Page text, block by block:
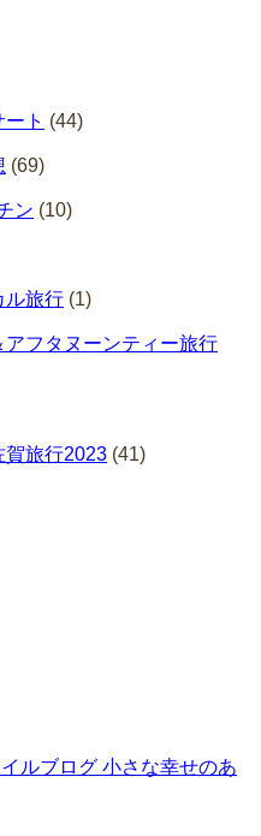
ト (44)
(69)
ン (10)
ル旅行 (1)
フタヌーンティー旅行
賀旅行2023 (41)